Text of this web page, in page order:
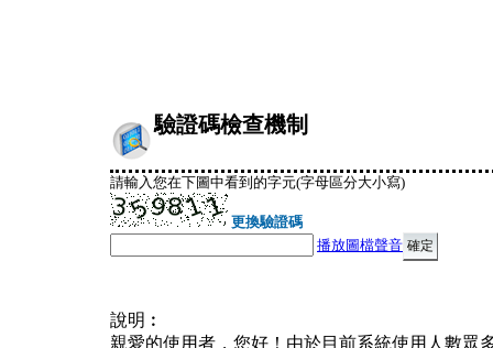
驗證碼檢查機制
請輸入您在下圖中看到的字元(字母區分大小寫)
更換驗證碼
播放圖檔聲音
說明︰
親愛的使用者，您好！由於目前系統使用人數眾